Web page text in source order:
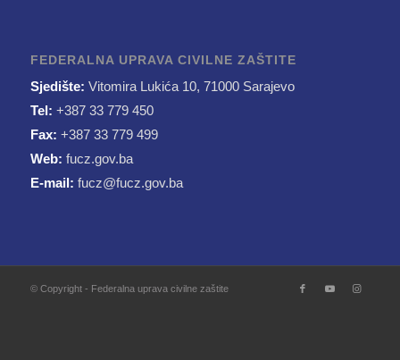
FEDERALNA UPRAVA CIVILNE ZAŠTITE
Sjedište: Vitomira Lukića 10, 71000 Sarajevo
Tel: +387 33 779 450
Fax: +387 33 779 499
Web: fucz.gov.ba
E-mail: fucz@fucz.gov.ba
© Copyright - Federalna uprava civilne zaštite